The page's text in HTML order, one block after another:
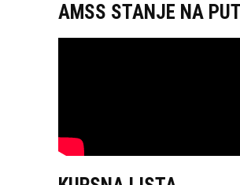
AMSS STANJE NA